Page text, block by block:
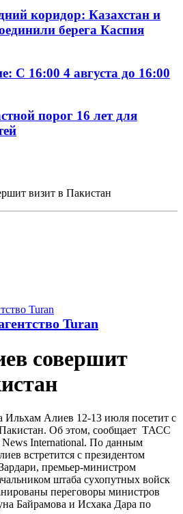
коридор: Казахстан и
берега Каспия
С 16:00 4 августа до 16:00
порог 16 лет для
визит в Пакистан
Turan
совершит
Ильхам Алиев 12-13 июля посетит с
Об этом, сообщает ТАСС
News International. По данным
встретится с президентом
премьер-министром
штаба сухопутных войск
переговоры министров
Байрамова и Исхака Дара по